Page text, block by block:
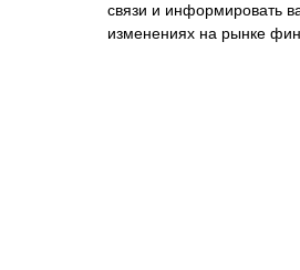
связи и информировать
изменениях на рынке